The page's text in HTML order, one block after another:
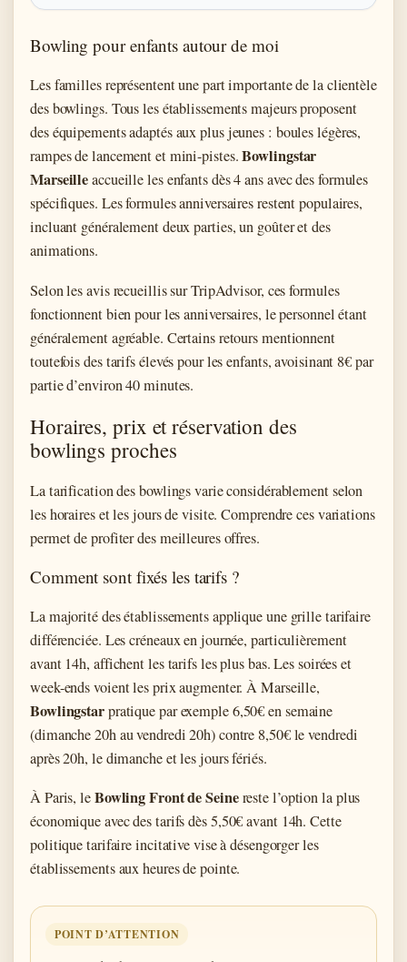
Bowling pour enfants autour de moi
Les familles représentent une part importante de la clientèle
des bowlings. Tous les établissements majeurs proposent
des équipements adaptés aux plus jeunes : boules légères,
rampes de lancement et mini-pistes.Bowlingstar
Marseilleaccueille les enfants dès 4 ans avec des formules
spécifiques. Les formules anniversaires restent populaires,
incluant généralement deux parties, un goûter et des
animations.
Selon les avis recueillis sur TripAdvisor, ces formules
fonctionnent bien pour les anniversaires, le personnel étant
généralement agréable. Certains retours mentionnent
toutefois des tarifs élevés pour les enfants, avoisinant 8€ par
partie d’environ 40 minutes.
Horaires, prix et réservation des
bowlings proches
La tarification des bowlings varie considérablement selon
les horaires et les jours de visite. Comprendre ces variations
permet de profiter des meilleures offres.
Comment sont fixés les tarifs ?
La majorité des établissements applique une grille tarifaire
différenciée. Les créneaux en journée, particulièrement
avant 14h, affichent les tarifs les plus bas. Les soirées et
week-ends voient les prix augmenter. À Marseille,
Bowlingstarpratique par exemple 6,50€ en semaine
(dimanche 20h au vendredi 20h) contre 8,50€ le vendredi
après 20h, le dimanche et les jours fériés.
À Paris, leBowling Front de Seinereste l’option la plus
économique avec des tarifs dès 5,50€ avant 14h. Cette
politique tarifaire incitative vise à désengorger les
établissements aux heures de pointe.
POINT D’ATTENTION